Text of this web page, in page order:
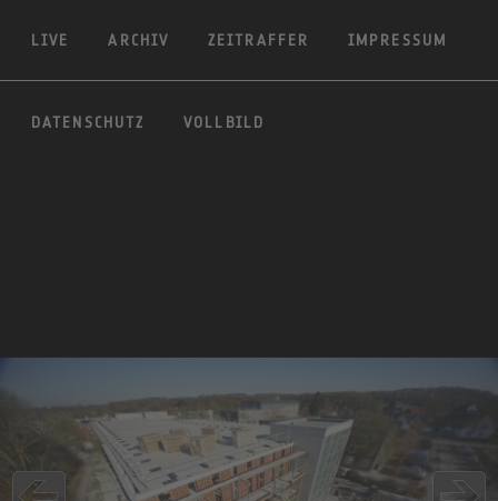
LIVE ARCHIV ZEITRAFFER IMPRESSUM
DATENSCHUTZ VOLLBILD